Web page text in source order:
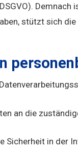
stützt sich
an die
Sicherheit in der